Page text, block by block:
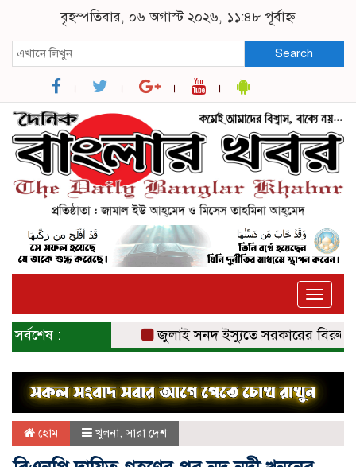
বৃহস্পতিবার, ০৬ অগাস্ট ২০২৬, ১১:৪৮ পূর্বাহ্ন
Search
Toggle
সর্বশেষ : জুলাই সনদ ইস্যুতে সরকারের বিরুদ্ধে
হোম খুলনা,সারা দেশ